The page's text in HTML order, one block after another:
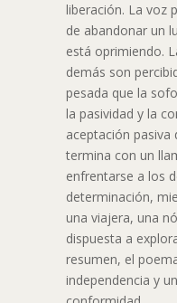
liberación. La voz
de abandonar un
está oprimiendo.
demás son
pesada que la
la pasividad y la
aceptación pasiva
termina con un
enfrentarse a los
determinación,
una viajera, una
dispuesta a
resumen, el
independencia y